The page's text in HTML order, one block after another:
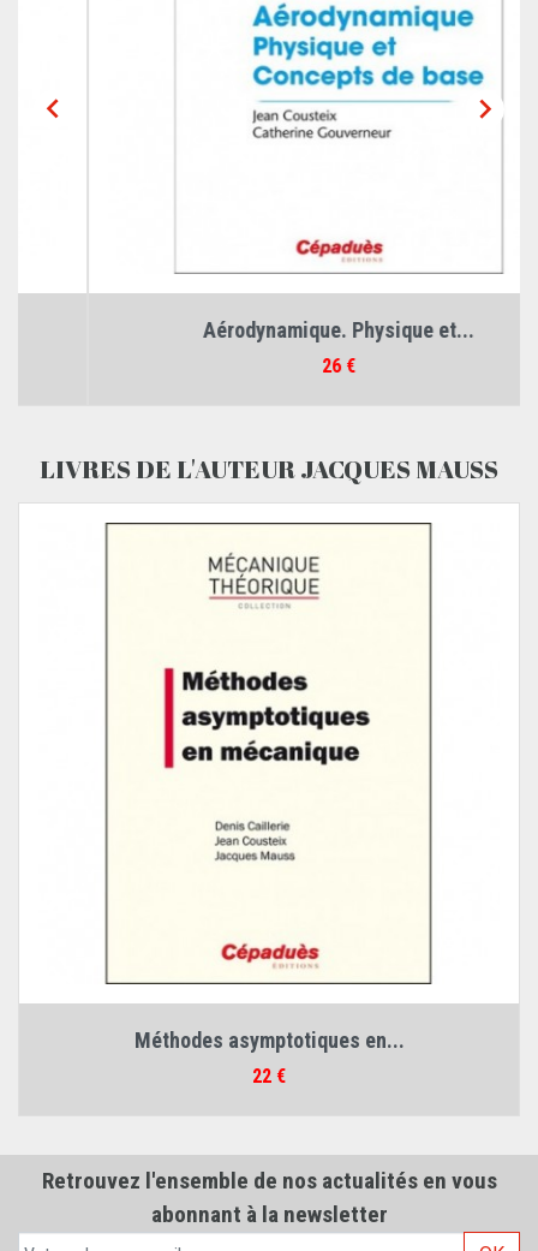

Aérodynamique. Physique et...

LIVRES DE L'AUTEUR JACQUES MAUSS
Méthodes asymptotiques en...
Prix
22 €
Retrouvez l'ensemble de nos actualités en vous
abonnant à la newsletter